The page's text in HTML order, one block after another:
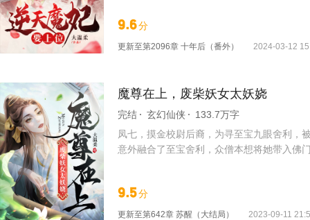
9.6分
更新至第2096章 十年后（番外） 2024-03-12
魔尊在上，废柴妖女太妖娆
完结 玄幻仙侠
133.7万字
凤七，摸金校尉后裔，为寻至宝九眼舍利，
意外融合了至宝舍利，众僧本想将她带入佛
9.5分
更新至第642章 苏醒（大结局） 2023-09-11